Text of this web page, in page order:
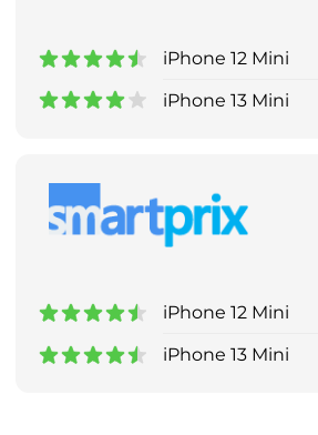
iPhone 12 Mini
iPhone 13 Mini
iPhone 12 Mini
iPhone 13 Mini